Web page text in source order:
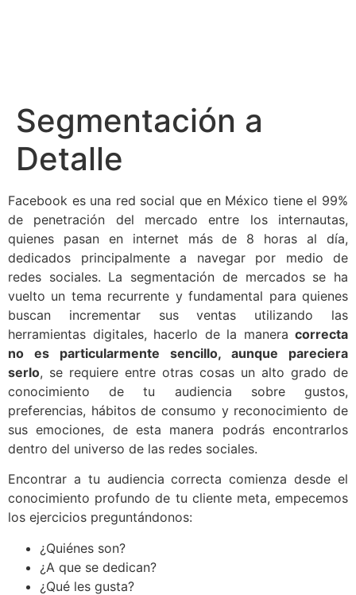
Segmentación a
Detalle
Facebook es una red social que en México tiene el 99%
de penetración del mercado entre los internautas,
quienes pasan en internet más de 8 horas al día,
dedicados principalmente a navegar por medio de
redes sociales. La segmentación de mercados se ha
vuelto un tema recurrente y fundamental para quienes
buscan incrementar sus ventas utilizando las
herramientas digitales, hacerlo de la manera correcta
no es particularmente sencillo, aunque pareciera
serlo, se requiere entre otras cosas un alto grado de
conocimiento de tu audiencia sobre gustos,
preferencias, hábitos de consumo y reconocimiento de
sus emociones, de esta manera podrás encontrarlos
dentro del universo de las redes sociales.
Encontrar a tu audiencia correcta comienza desde el
conocimiento profundo de tu cliente meta, empecemos
los ejercicios preguntándonos:
¿Quiénes son?
¿A que se dedican?
¿Qué les gusta?